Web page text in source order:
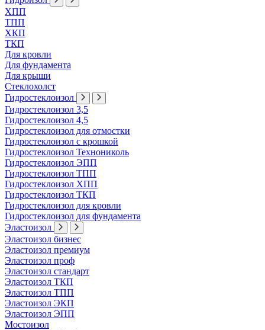
ХПП
ТПП
ХКП
ТКП
Для кровли
Для фундамента
Для крыши
Стеклохолст
Гидростеклоизол
Гидростеклоизол 3,5
Гидростеклоизол 4,5
Гидростеклоизол для отмостки
Гидростеклоизол с крошкой
Гидростеклоизол Технониколь
Гидростеклоизол ЭПП
Гидростеклоизол ТПП
Гидростеклоизол ХПП
Гидростеклоизол ТКП
Гидростеклоизол для кровли
Гидростеклоизол для фундамента
Эластоизол
Эластоизол бизнес
Эластоизол премиум
Эластоизол проф
Эластоизол стандарт
Эластоизол ТКП
Эластоизол ТПП
Эластоизол ЭКП
Эластоизол ЭПП
Мостоизол